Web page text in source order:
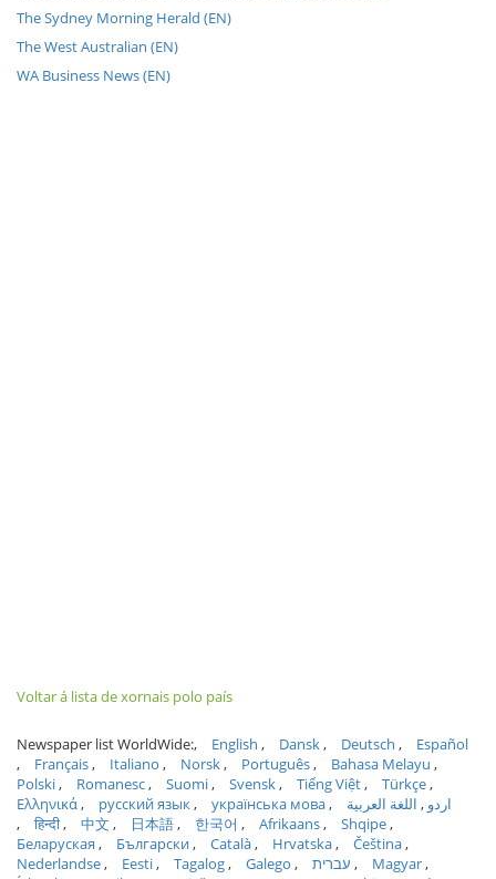
The Sydney Morning Herald (EN)
The West Australian (EN)
WA Business News (EN)
Voltar á lista de xornais polo país
Newspaper list WorldWide: English Dansk Deutsch
Español
Français
Italiano Norsk Português
Bahasa Melayu
Polski
Romanesc Suomi Svensk Tiếng Việt
Türkçe
Ελληνικά
русский язык українська мова اردو
اللغة العربية
हिन्दी
中文 日本語 한국어 Afrikaans
Shqipe
Беларуская
Български Català Hrvatska
Čeština
Nederlandse
Eesti Tagalog Galego עברית
Magyar